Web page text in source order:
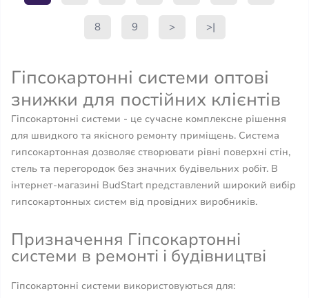
8 9 > >|
Гіпсокартонні системи оптові
знижки для постійних клієнтів
Гіпсокартонні системи - це сучасне комплексне рішення
для швидкого та якісного ремонту приміщень. Система
гипсокартонная дозволяє створювати рівні поверхні стін,
стель та перегородок без значних будівельних робіт. В
інтернет-магазині BudStart представлений широкий вибір
гипсокартонных систем від провідних виробників.
Призначення Гіпсокартонні
системи в ремонті і будівництві
Гіпсокартонні системи використовуються для: